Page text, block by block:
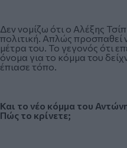
Δεν νομίζω ότι ο Αλέξης
πολιτική. Απλώς προσπαθεί
μέτρα του. Το γεγονός ότι
όνομα για το κόμμα του
έπιασε τόπο.
Και το νέο κόμμα του
Πώς το κρίνετε;